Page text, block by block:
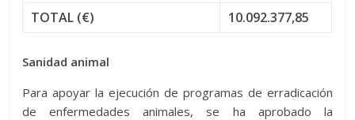
TOTAL (€) 10.092.377,85
Sanidad animal
Para apoyar la ejecución de programas de erradicación
de enfermedades animales, se ha aprobado la